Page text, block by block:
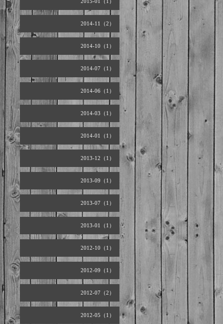
2014-11（2）
2014-10（1）
2014-07（1）
2014-06（1）
2014-03（1）
2014-01（1）
2013-12（1）
2013-09（1）
2013-07（1）
2013-01（1）
2012-10（1）
2012-09（1）
2012-07（2）
2012-05（1）